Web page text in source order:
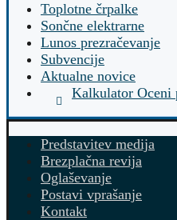
Toplotne črpalke
Sončne elektrarne
Lunos prezračevanje
Subvencije
Aktualne novice
Kalkulator Oceni
Predstavitev medija
Brezplačna revija
Oglaševanje
Postavi vprašanje
Kontakt